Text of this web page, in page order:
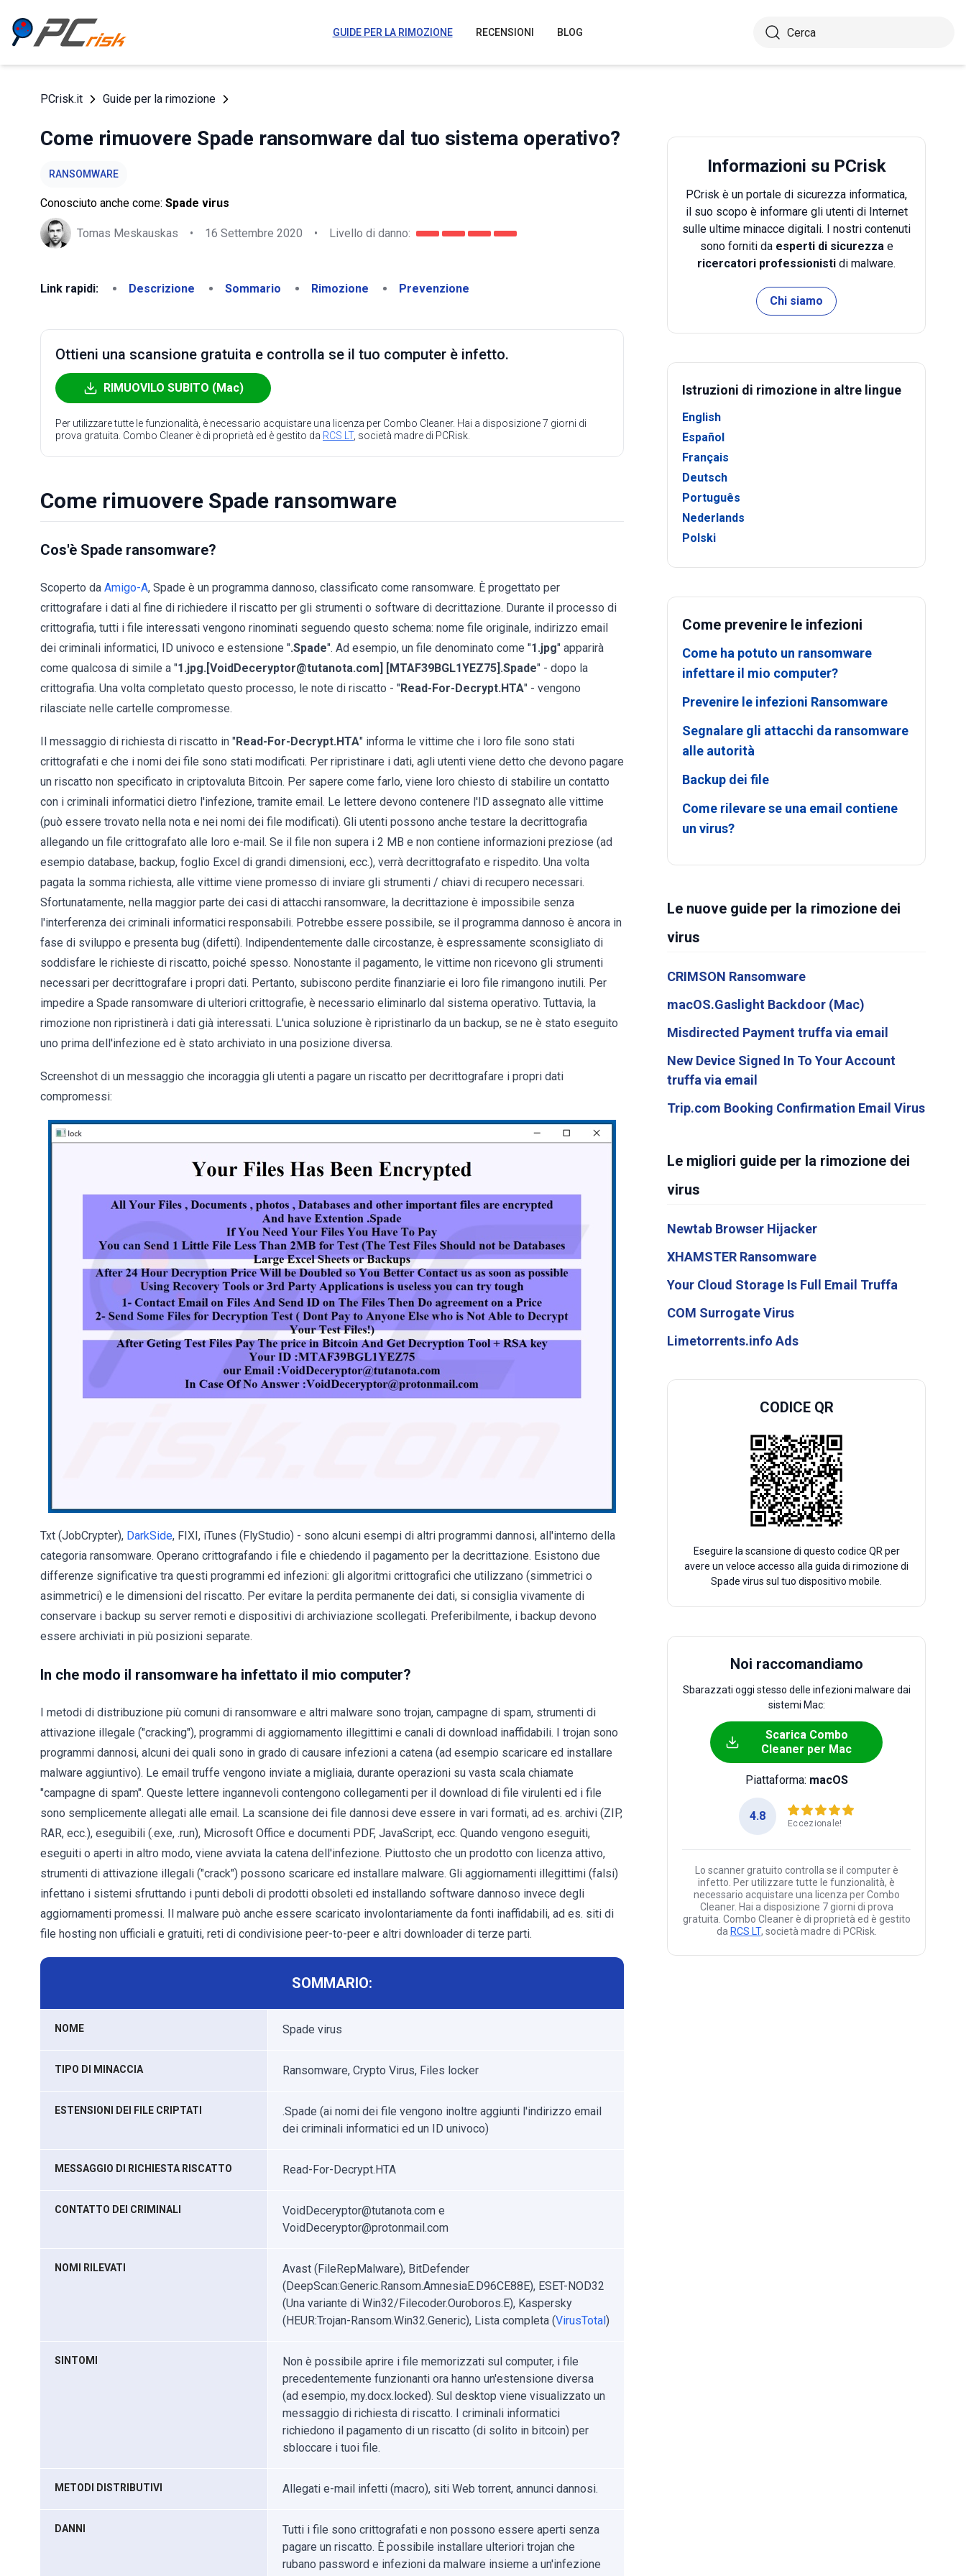
GUIDE PER LA RIMOZIONE RECENSIONI BLOG
PCrisk.it Guide per la rimozione
Come rimuovere Spade ransomware dal tuo sistema operativo?
RANSOMWARE
Conosciuto anche come: Spade virus
Tomas Meskauskas • 16 Settembre 2020 • Livello di danno:
Link rapidi: Descrizione Sommario Rimozione Prevenzione
Ottieni una scansione gratuita e controlla se il tuo computer è infetto.
RIMUOVILO SUBITO (Mac)
Per utilizzare tutte le funzionalità, è necessario acquistare una licenza per Combo Cleaner. Hai a disposizione 7 giorni di
prova gratuita. Combo Cleaner è di proprietà ed è gestito da RCS LT, società madre di PCRisk.
Come rimuovere Spade ransomware
Cos'è Spade ransomware?
Scoperto da Amigo-A, Spade è un programma dannoso, classificato come ransomware. È progettato per
crittografare i dati al fine di richiedere il riscatto per gli strumenti o software di decrittazione. Durante il processo di
crittografia, tutti i file interessati vengono rinominati seguendo questo schema: nome file originale, indirizzo email
dei criminali informatici, ID univoco e estensione ".Spade". Ad esempio, un file denominato come "1.jpg" apparirà
come qualcosa di simile a "1.jpg.[VoidDeceryptor@tutanota.com] [MTAF39BGL1YEZ75].Spade" - dopo la
crittografia. Una volta completato questo processo, le note di riscatto - "Read-For-Decrypt.HTA" - vengono
rilasciate nelle cartelle compromesse.
Il messaggio di richiesta di riscatto in "Read-For-Decrypt.HTA" informa le vittime che i loro file sono stati
crittografati e che i nomi dei file sono stati modificati. Per ripristinare i dati, agli utenti viene detto che devono pagare
un riscatto non specificato in criptovaluta Bitcoin. Per sapere come farlo, viene loro chiesto di stabilire un contatto
con i criminali informatici dietro l'infezione, tramite email. Le lettere devono contenere l'ID assegnato alle vittime
(può essere trovato nella nota e nei nomi dei file modificati). Gli utenti possono anche testare la decrittografia
allegando un file crittografato alle loro e-mail. Se il file non supera i 2 MB e non contiene informazioni preziose (ad
esempio database, backup, foglio Excel di grandi dimensioni, ecc.), verrà decrittografato e rispedito. Una volta
pagata la somma richiesta, alle vittime viene promesso di inviare gli strumenti / chiavi di recupero necessari.
Sfortunatamente, nella maggior parte dei casi di attacchi ransomware, la decrittazione è impossibile senza
l'interferenza dei criminali informatici responsabili. Potrebbe essere possibile, se il programma dannoso è ancora in
fase di sviluppo e presenta bug (difetti). Indipendentemente dalle circostanze, è espressamente sconsigliato di
soddisfare le richieste di riscatto, poiché spesso. Nonostante il pagamento, le vittime non ricevono gli strumenti
necessari per decrittografare i propri dati. Pertanto, subiscono perdite finanziarie ei loro file rimangono inutili. Per
impedire a Spade ransomware di ulteriori crittografie, è necessario eliminarlo dal sistema operativo. Tuttavia, la
rimozione non ripristinerà i dati già interessati. L'unica soluzione è ripristinarlo da un backup, se ne è stato eseguito
uno prima dell'infezione ed è stato archiviato in una posizione diversa.
Screenshot di un messaggio che incoraggia gli utenti a pagare un riscatto per decrittografare i propri dati
compromessi:
Txt (JobCrypter), DarkSide, FIXI, iTunes (FlyStudio) - sono alcuni esempi di altri programmi dannosi, all'interno della
categoria ransomware. Operano crittografando i file e chiedendo il pagamento per la decrittazione. Esistono due
differenze significative tra questi programmi ed infezioni: gli algoritmi crittografici che utilizzano (simmetrici o
asimmetrici) e le dimensioni del riscatto. Per evitare la perdita permanente dei dati, si consiglia vivamente di
conservare i backup su server remoti e dispositivi di archiviazione scollegati. Preferibilmente, i backup devono
essere archiviati in più posizioni separate.
In che modo il ransomware ha infettato il mio computer?
I metodi di distribuzione più comuni di ransomware e altri malware sono trojan, campagne di spam, strumenti di
attivazione illegale ("cracking"), programmi di aggiornamento illegittimi e canali di download inaffidabili. I trojan sono
programmi dannosi, alcuni dei quali sono in grado di causare infezioni a catena (ad esempio scaricare ed installare
malware aggiuntivo). Le email truffe vengono inviate a migliaia, durante operazioni su vasta scala chiamate
"campagne di spam". Queste lettere ingannevoli contengono collegamenti per il download di file virulenti ed i file
sono semplicemente allegati alle email. La scansione dei file dannosi deve essere in vari formati, ad es. archivi (ZIP,
RAR, ecc.), eseguibili (.exe, .run), Microsoft Office e documenti PDF, JavaScript, ecc. Quando vengono eseguiti,
eseguiti o aperti in altro modo, viene avviata la catena dell'infezione. Piuttosto che un prodotto con licenza attivo,
strumenti di attivazione illegali ("crack") possono scaricare ed installare malware. Gli aggiornamenti illegittimi (falsi)
infettano i sistemi sfruttando i punti deboli di prodotti obsoleti ed installando software dannoso invece degli
aggiornamenti promessi. Il malware può anche essere scaricato involontariamente da fonti inaffidabili, ad es. siti di
file hosting non ufficiali e gratuiti, reti di condivisione peer-to-peer e altri downloader di terze parti.
SOMMARIO:
NOME Spade virus
TIPO DI MINACCIA Ransomware, Crypto Virus, Files locker
ESTENSIONI DEI FILE CRIPTATI
.Spade (ai nomi dei file vengono inoltre aggiunti l'indirizzo email
dei criminali informatici ed un ID univoco)
MESSAGGIO DI RICHIESTA RISCATTO Read-For-Decrypt.HTA
CONTATTO DEI CRIMINALI
VoidDeceryptor@tutanota.com e
VoidDeceryptor@protonmail.com
NOMI RILEVATI
Avast (FileRepMalware), BitDefender
(DeepScan:Generic.Ransom.AmnesiaE.D96CE88E), ESET-NOD32
(Una variante di Win32/Filecoder.Ouroboros.E), Kaspersky
(HEUR:Trojan-Ransom.Win32.Generic), Lista completa (VirusTotal)
SINTOMI
Non è possibile aprire i file memorizzati sul computer, i file
precedentemente funzionanti ora hanno un'estensione diversa
(ad esempio, my.docx.locked). Sul desktop viene visualizzato un
messaggio di richiesta di riscatto. I criminali informatici
richiedono il pagamento di un riscatto (di solito in bitcoin) per
sbloccare i tuoi file.
METODI DISTRIBUTIVI Allegati e-mail infetti (macro), siti Web torrent, annunci dannosi.
DANNI
Tutti i file sono crittografati e non possono essere aperti senza
pagare un riscatto. È possibile installare ulteriori trojan che
rubano password e infezioni da malware insieme a un'infezione
Informazioni su PCrisk
PCrisk è un portale di sicurezza informatica,
il suo scopo è informare gli utenti di Internet
sulle ultime minacce digitali. I nostri contenuti
sono forniti da esperti di sicurezzae
ricercatori professionisti di malware.
Chi siamo
Istruzioni di rimozione in altre lingue
English
Español
Français
Deutsch
Português
Nederlands
Polski
Come prevenire le infezioni
Come ha potuto un ransomware
infettare il mio computer?
Prevenire le infezioni Ransomware
Segnalare gli attacchi da ransomware
alle autorità
Backup dei file
Come rilevare se una email contiene
un virus?
Le nuove guide per la rimozione dei
virus
CRIMSON Ransomware
macOS.Gaslight Backdoor (Mac)
Misdirected Payment truffa via email
New Device Signed In To Your Account
truffa via email
Trip.com Booking Confirmation Email Virus
Le migliori guide per la rimozione dei
virus
Newtab Browser Hijacker
XHAMSTER Ransomware
Your Cloud Storage Is Full Email Truffa
COM Surrogate Virus
Limetorrents.info Ads
CODICE QR
Eseguire la scansione di questo codice QR per
avere un veloce accesso alla guida di rimozione di
Spade virus sul tuo dispositivo mobile.
Noi raccomandiamo
Sbarazzati oggi stesso delle infezioni malware dai
sistemi Mac:
Scarica Combo
Cleaner per Mac
Piattaforma: macOS
4.8
Eccezionale!
Lo scanner gratuito controlla se il computer è
infetto. Per utilizzare tutte le funzionalità, è
necessario acquistare una licenza per Combo
Cleaner. Hai a disposizione 7 giorni di prova
gratuita. Combo Cleaner è di proprietà ed è gestito
da RCS LT, società madre di PCRisk.